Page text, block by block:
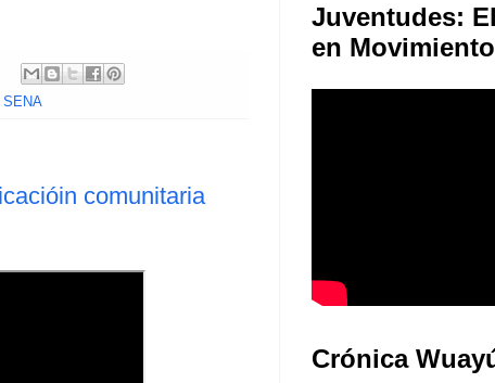
SENA
comunitaria
Juventudes:
en Movimiento
Crónica